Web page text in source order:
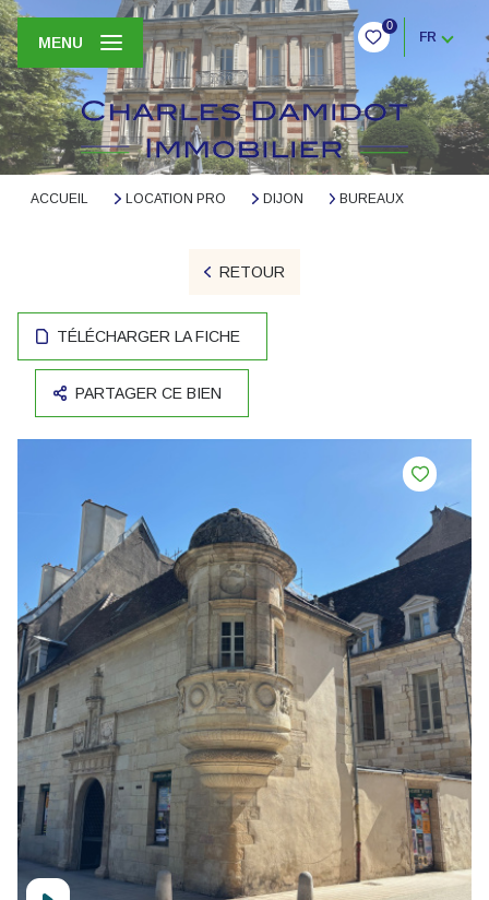
0
FR
MENU
ACCUEIL LOCATION PRO DIJON BUREAUX
RETOUR
TÉLÉCHARGER LA FICHE
PARTAGER CE BIEN